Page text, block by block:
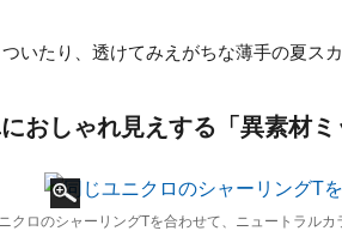
いたり、透けてみえがちな薄手の夏ス
おしゃれ見えする「異素材
クロのシャーリングTを合わせて、ニュートラルカ